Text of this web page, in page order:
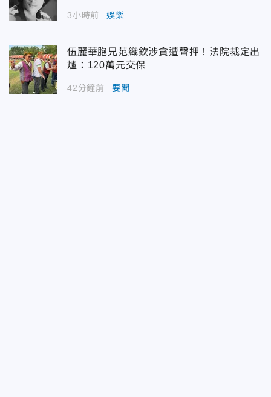
3小時前 娛樂
伍麗華胞兄范織欽涉貪遭聲押！法院裁定出
爐：120萬元交保
42分鐘前 要聞